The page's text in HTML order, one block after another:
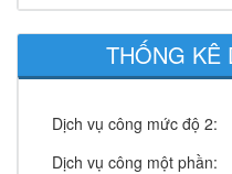
THỐNG KÊ
Dịch vụ công mức độ 2:
Dịch vụ công một phần: